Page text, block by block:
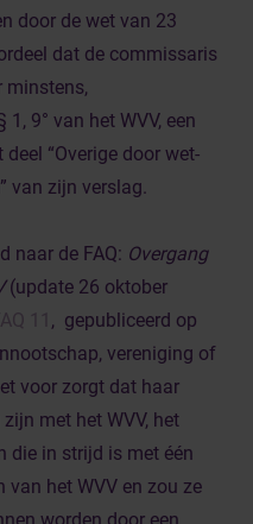
door de wet van 23
dat de commissaris
minstens,
9° van het WVV, een
“Overige door wet-
van zijn verslag.
naar de FAQ: Overgang
(update 26 oktober
11 , gepubliceerd op
vereniging of
voor zorgt dat haar
met het WVV, het
die in strijd is met één
het WVV en zou ze